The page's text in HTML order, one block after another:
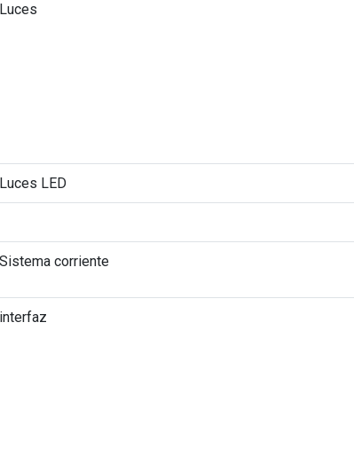
Luces
Luces LED
Sistema corriente
interfaz